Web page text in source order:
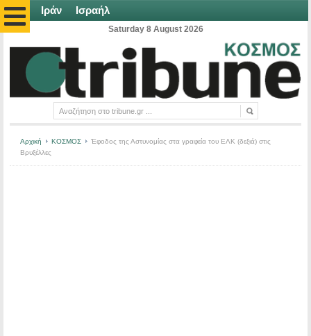
Ιράν Ισραήλ
Saturday 8 August 2026
Αρχική ΚΟΣΜΟΣ
Έφοδος της Αστυνομίας στα γραφεία του ΕΛΚ (δεξιά) στις
Βρυξέλλες